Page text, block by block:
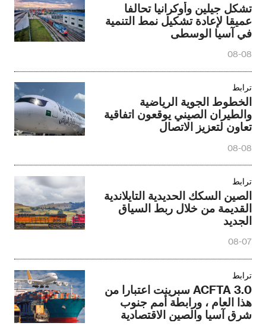
تشكل جيلين وأوكرانيا تحالفا
عميقا لإعادة تشكيل نمط التنمية
في آسيا الوسطى
08-08
ترابط
الخطوط الجوية الرياضية
والطيران الصيني يوقعون اتفاقية
تعاون لتعزيز الاتصال
08-08
ترابط
الصين السكك الحديدية التايلاندية
القديمة من خلال ربط السياق
الجديد
08-07
ترابط
ACFTA 3.0 سبرينت اعتبارا من
هذا العام ، ورابطة أمم جنوب
شرق آسيا والصين الاقتصادية